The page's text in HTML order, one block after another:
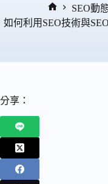
首
SEO動
如何利用SEO技術與
分享：